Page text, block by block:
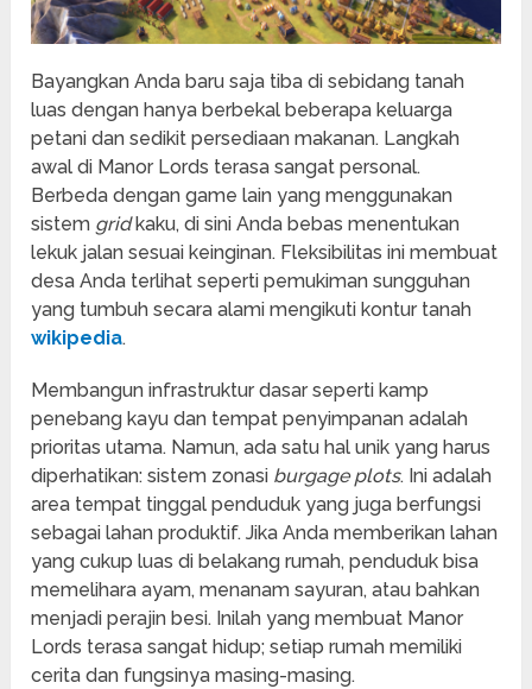
Bayangkan Anda baru saja tiba di sebidang tanah
luas dengan hanya berbekal beberapa keluarga
petani dan sedikit persediaan makanan. Langkah
awal di Manor Lords terasa sangat personal.
Berbeda dengan game lain yang menggunakan
sistem gridkaku, di sini Anda bebas menentukan
lekuk jalan sesuai keinginan. Fleksibilitas ini membuat
desa Anda terlihat seperti pemukiman sungguhan
yang tumbuh secara alami mengikuti kontur tanah
wikipedia.
Membangun infrastruktur dasar seperti kamp
penebang kayu dan tempat penyimpanan adalah
prioritas utama. Namun, ada satu hal unik yang harus
diperhatikan: sistem zonasi burgage plots. Ini adalah
area tempat tinggal penduduk yang juga berfungsi
sebagai lahan produktif. Jika Anda memberikan lahan
yang cukup luas di belakang rumah, penduduk bisa
memelihara ayam, menanam sayuran, atau bahkan
menjadi perajin besi. Inilah yang membuat Manor
Lords terasa sangat hidup; setiap rumah memiliki
cerita dan fungsinya masing-masing.